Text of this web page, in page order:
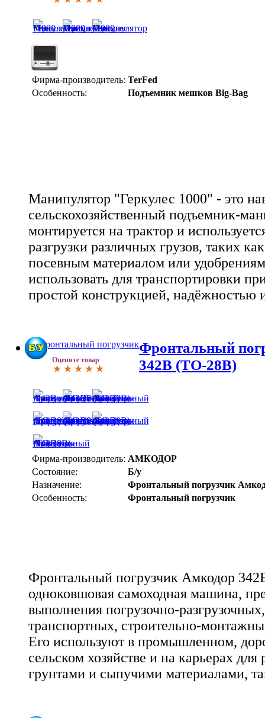
Фирма-производитель: TerFed
Особенность:
Подъемник мешков Big-Bag
Манипулятор "Геркулес 1000" - это
сельскохозяйственный подъемник-
монтируется на трактор и
разгрузки различных грузов, таких
посевным материалом или
использовать для транспортировки
простой конструкцией, надёжностью
Оцените товар
Фронтальный
342В (ТО-28В)
Фирма-производитель: АМКОДОР
Состояние:
Б/у
Назначение:
Фронтальный погрузчик
Особенность:
Фронтальный погрузчик
Фронтальный погрузчик Амкодор
одноковшовая самоходная машина,
выполнения погрузочно-
транспортных, строительно-
Его используют в промышленном,
сельском хозяйстве и на карьерах
грунтами и сыпучими материалами,